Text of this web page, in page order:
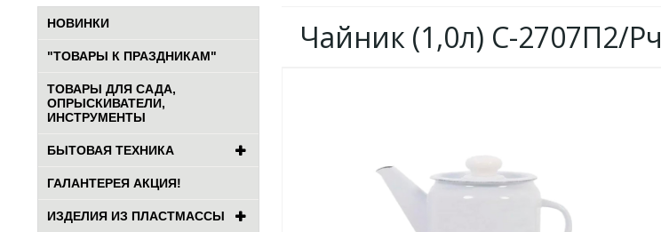
НОВИНКИ
"ТОВАРЫ К ПРАЗДНИКАМ"
ТОВАРЫ ДЛЯ САДА,
ОПРЫСКИВАТЕЛИ,
ИНСТРУМЕНТЫ
БЫТОВАЯ ТЕХНИКА
ГАЛАНТЕРЕЯ АКЦИЯ!
ИЗДЕЛИЯ ИЗ ПЛАСТМАССЫ
Чайник (1,0л) С-2707П2/Рч